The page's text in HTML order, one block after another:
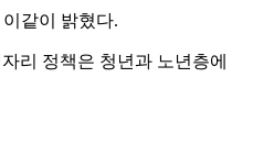
같이 밝혔다.
리 정책은 청년과 노년층에